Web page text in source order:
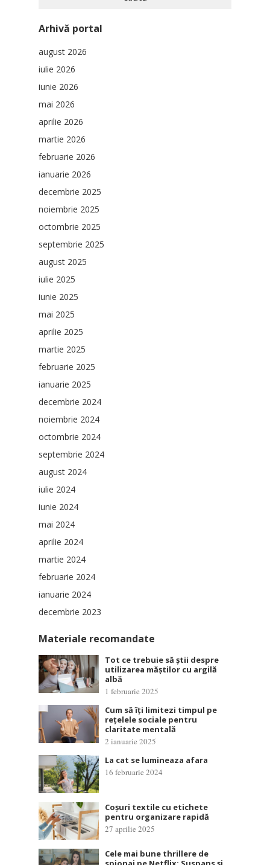
Arhivă portal
august 2026
iulie 2026
iunie 2026
mai 2026
aprilie 2026
martie 2026
februarie 2026
ianuarie 2026
decembrie 2025
noiembrie 2025
octombrie 2025
septembrie 2025
august 2025
iulie 2025
iunie 2025
mai 2025
aprilie 2025
martie 2025
februarie 2025
ianuarie 2025
decembrie 2024
noiembrie 2024
octombrie 2024
septembrie 2024
august 2024
iulie 2024
iunie 2024
mai 2024
aprilie 2024
martie 2024
februarie 2024
ianuarie 2024
decembrie 2023
Materiale recomandate
Tot ce trebuie să știi despre
utilizarea măștilor cu argilă
albă
1 februarie 2025
Cum să îți limitezi timpul pe
rețelele sociale pentru
claritate mentală
2 ianuarie 2025
La cat se lumineaza afara
16 februarie 2024
Coșuri textile cu etichete
pentru organizare rapidă
27 aprilie 2025
Cele mai bune thrillere de